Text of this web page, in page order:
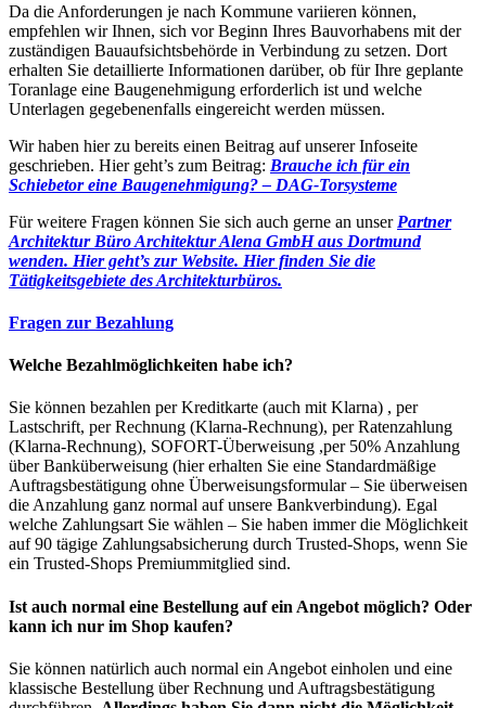
Da die Anforderungen je nach Kommune variieren können,
empfehlen wir Ihnen, sich vor Beginn Ihres Bauvorhabens mit der
zuständigen Bauaufsichtsbehörde in Verbindung zu setzen. Dort
erhalten Sie detaillierte Informationen darüber, ob für Ihre geplante
Toranlage eine Baugenehmigung erforderlich ist und welche
Unterlagen gegebenenfalls eingereicht werden müssen.
Wir haben hier zu bereits einen Beitrag auf unserer Infoseite
geschrieben. Hier geht’s zum Beitrag: Brauche ich für ein
Schiebetor eine Baugenehmigung? – DAG-Torsysteme
Für weitere Fragen können Sie sich auch gerne an unser Partner
Architektur Büro Architektur Alena GmbH aus Dortmund
wenden. Hier geht’s zur Website. Hier finden Sie die
Tätigkeitsgebiete des Architekturbüros.
Fragen zur Bezahlung
Welche Bezahlmöglichkeiten habe ich?
Sie können bezahlen per Kreditkarte (auch mit Klarna) , per
Lastschrift, per Rechnung (Klarna-Rechnung), per Ratenzahlung
(Klarna-Rechnung), SOFORT-Überweisung ,per 50% Anzahlung
über Banküberweisung (hier erhalten Sie eine Standardmäßige
Auftragsbestätigung ohne Überweisungsformular – Sie überweisen
die Anzahlung ganz normal auf unsere Bankverbindung). Egal
welche Zahlungsart Sie wählen – Sie haben immer die Möglichkeit
auf 90 tägige Zahlungsabsicherung durch Trusted-Shops, wenn Sie
ein Trusted-Shops Premiummitglied sind.
Ist auch normal eine Bestellung auf ein Angebot möglich? Oder
kann ich nur im Shop kaufen?
Sie können natürlich auch normal ein Angebot einholen und eine
klassische Bestellung über Rechnung und Auftragsbestätigung